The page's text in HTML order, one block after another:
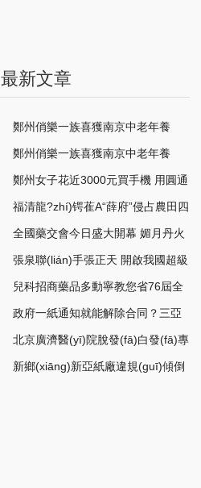
最新文章
鄭州俏樂一族喜獲南京中老年養
(yǎng)生文化藝術節(jié)三項大獎
鄭州俏樂一族喜獲南京中老年養
(yǎng)生文化藝術節(jié)三項大獎
鄭州女子花近3000元買手機 用圓通
快遞送到時僅剩空盒子
福清龍?zhí)锷萑A“薛府”侵占農田四
十余畝 為何久未查處
全國藥交會今日盛大開幕 媚月丹火
爆表現(xiàn)可圈可點
張泉聯(lián)手張正天 開啟我國超級
中藥大時代
兒科招商藥品多動寧教您省76屆全
國藥交會百元門票！
政府一紙通知就能解除合同？三亞
招商引資法治環(huán)境受質疑
北京廣濟醫(yī)院脫發(fā)白發(fā)專
家高貴生:脫發(fā)白發(fā)診療領域
新鄉(xiāng)新亞紙廠違規(guī)傾倒